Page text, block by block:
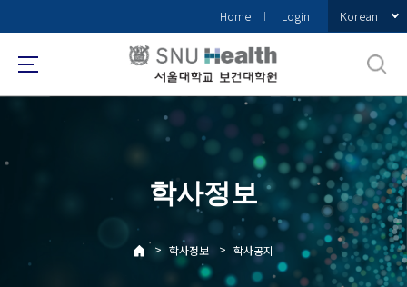
로
메
Home Login Korean
학사정보
> 학사정보 > 학사공지